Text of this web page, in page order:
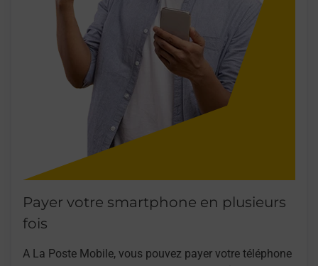
Payer votre smartphone en plusieurs
fois
A La Poste Mobile, vous pouvez payer votre téléphone